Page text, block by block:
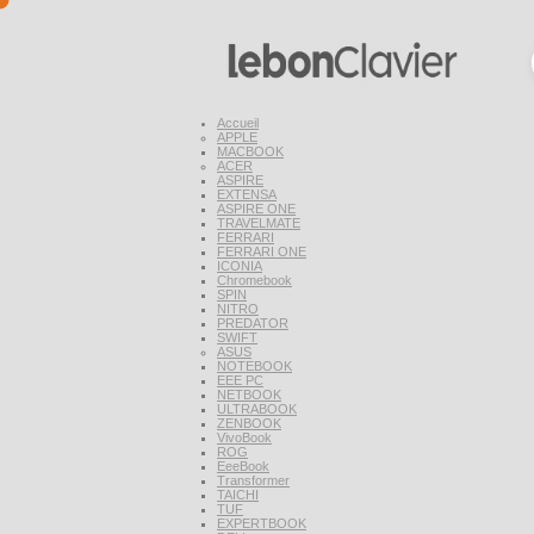
Accueil
APPLE
MACBOOK
ACER
ASPIRE
EXTENSA
ASPIRE ONE
TRAVELMATE
FERRARI
FERRARI ONE
ICONIA
Chromebook
SPIN
NITRO
PREDATOR
SWIFT
ASUS
NOTEBOOK
EEE PC
NETBOOK
ULTRABOOK
ZENBOOK
VivoBook
ROG
EeeBook
Transformer
TAICHI
TUF
EXPERTBOOK